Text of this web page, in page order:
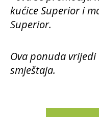
kućice Superior i
Superior.
Ova ponuda vrijedi
smještaja.